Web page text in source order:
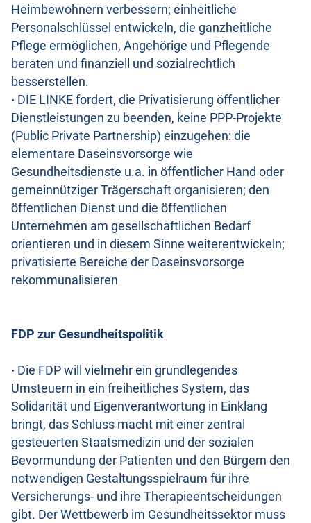
Heimbewohnern verbessern; einheitliche
Personalschlüssel entwickeln, die ganzheitliche
Pflege ermöglichen, Angehörige und Pflegende
beraten und finanziell und sozialrechtlich
besserstellen.
· DIE LINKE fordert, die Privatisierung öffentlicher
Dienstleistungen zu beenden, keine PPP-Projekte
(Public Private Partnership) einzugehen: die
elementare Daseinsvorsorge wie
Gesundheitsdienste u.a. in öffentlicher Hand oder
gemeinnütziger Trägerschaft organisieren; den
öffentlichen Dienst und die öffentlichen
Unternehmen am gesellschaftlichen Bedarf
orientieren und in diesem Sinne weiterentwickeln;
privatisierte Bereiche der Daseinsvorsorge
rekommunalisieren
FDP zur Gesundheitspolitik
· Die FDP will vielmehr ein grundlegendes
Umsteuern in ein freiheitliches System, das
Solidarität und Eigenverantwortung in Einklang
bringt, das Schluss macht mit einer zentral
gesteuerten Staatsmedizin und der sozialen
Bevormundung der Patienten und den Bürgern den
notwendigen Gestaltungsspielraum für ihre
Versicherungs- und ihre Therapieentscheidungen
gibt. Der Wettbewerb im Gesundheitssektor muss